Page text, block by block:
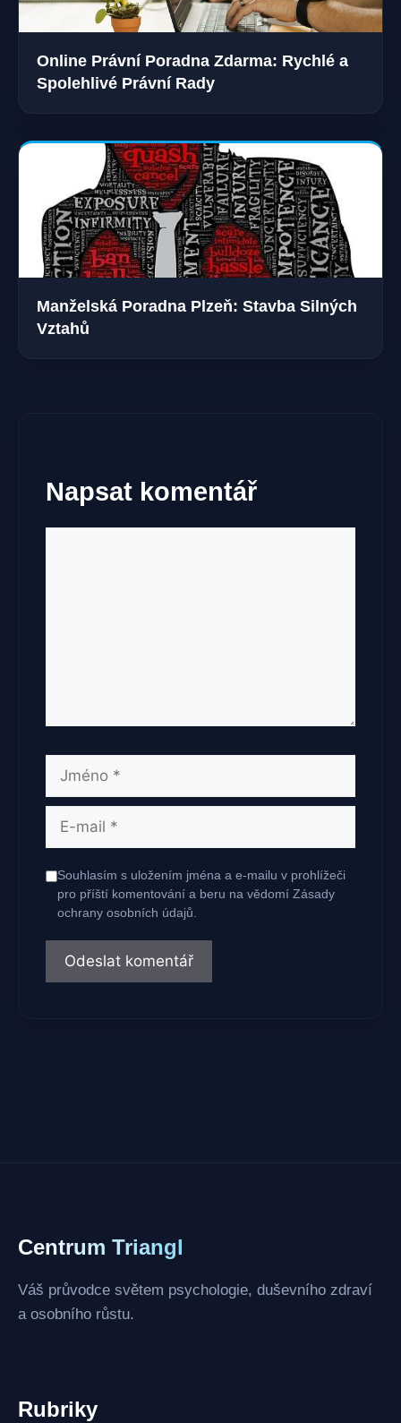
Online Právní Poradna Zdarma: Rychlé a
Spolehlivé Právní Rady
Manželská Poradna Plzeň: Stavba Silných
Vztahů
Napsat komentář
Jméno
Souhlasím s uložením jména a e-mailu v prohlížeči
pro příští komentování a beru na vědomí Zásady
ochrany osobních údajů.
Centrum Triangl
Váš průvodce světem psychologie, duševního zdraví
a osobního růstu.
Rubriky